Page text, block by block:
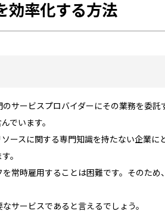
効率化する方法
サービスプロバイダーにその業務を委託
でいます。
スに関する専門知識を持たない企業に
。
常時雇用することは困難です。そのた
サービスであると言えるでしょう。